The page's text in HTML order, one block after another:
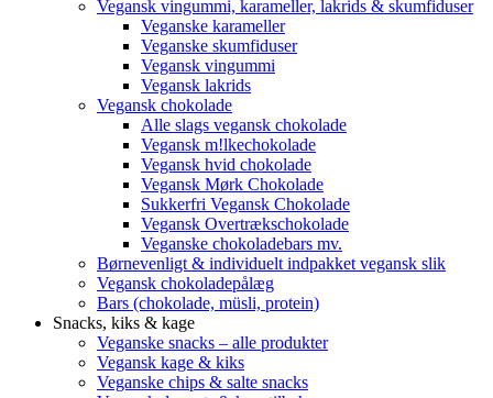
Vegansk vingummi, karameller, lakrids & skumfiduser
Veganske karameller
Veganske skumfiduser
Vegansk vingummi
Vegansk lakrids
Vegansk chokolade
Alle slags vegansk chokolade
Vegansk m!lkechokolade
Vegansk hvid chokolade
Vegansk Mørk Chokolade
Sukkerfri Vegansk Chokolade
Vegansk Overtrækschokolade
Veganske chokoladebars mv.
Børnevenligt & individuelt indpakket vegansk slik
Vegansk chokoladepålæg
Bars (chokolade, müsli, protein)
Snacks, kiks & kage
Veganske snacks – alle produkter
Vegansk kage & kiks
Veganske chips & salte snacks